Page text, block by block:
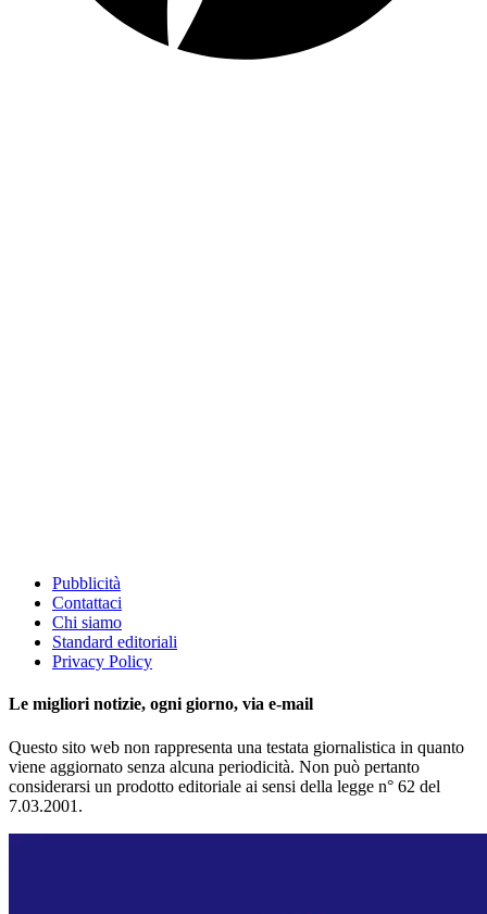
Pubblicità
Contattaci
Chi siamo
Standard editoriali
Privacy Policy
Le migliori notizie, ogni giorno, via e-mail
Questo sito web non rappresenta una testata giornalistica in quanto
viene aggiornato senza alcuna periodicità. Non può pertanto
considerarsi un prodotto editoriale ai sensi della legge n° 62 del
7.03.2001.